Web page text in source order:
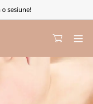
sesiune!